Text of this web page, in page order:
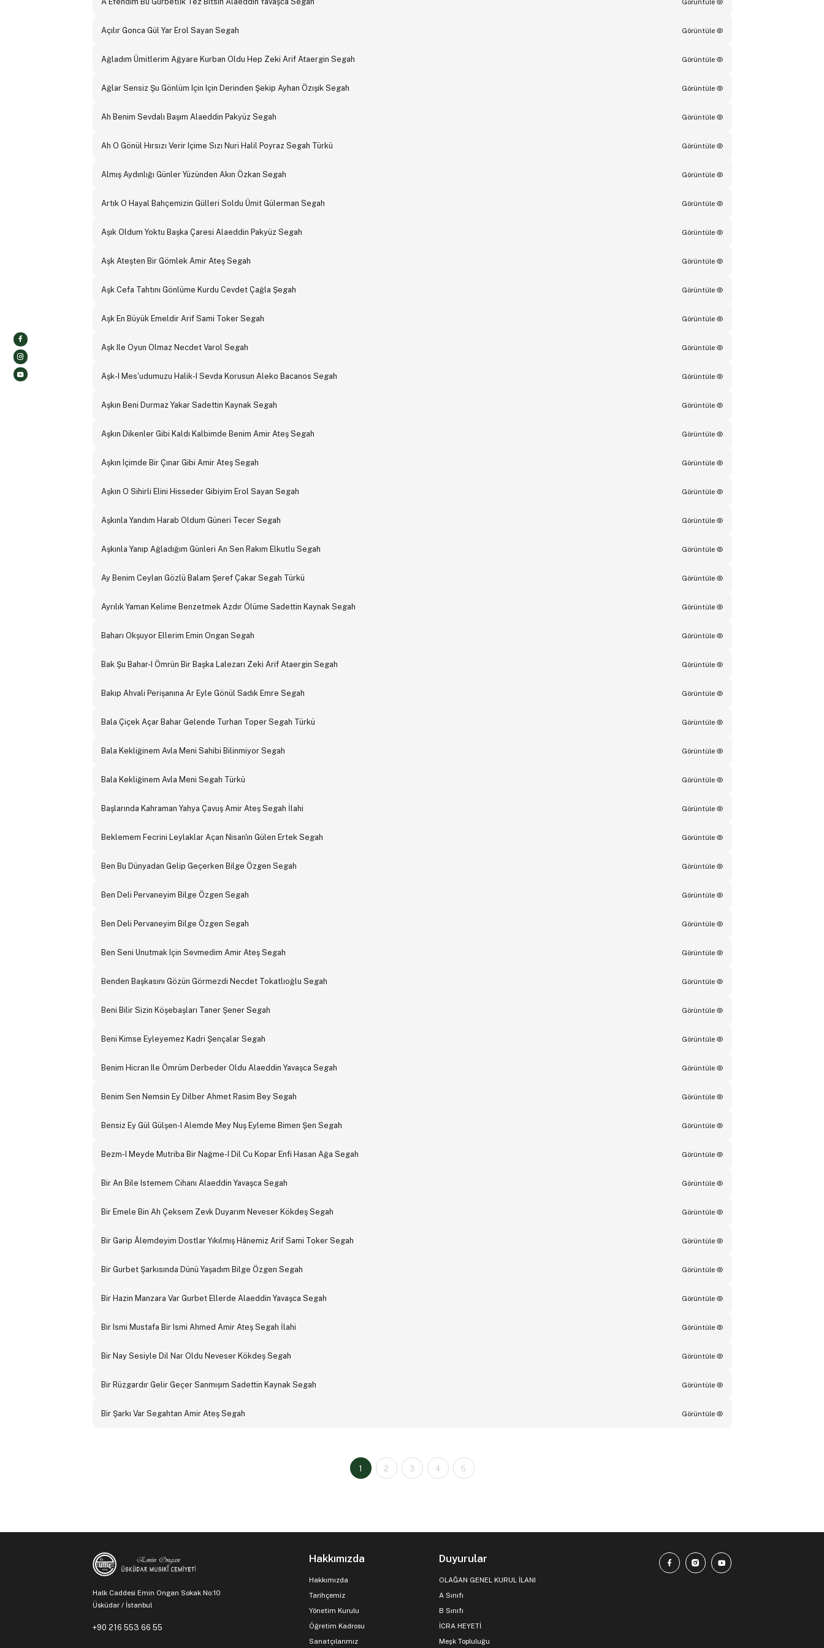
Açılır Gonca Gül Yar Erol Sayan Segah Görüntüle
Ağladım Ümitlerim Ağyare Kurban Oldu Hep Zeki Arif Ataergin Segah Görüntüle
Ağlar Sensiz Şu Gönlüm Için Için Derinden Şekip Ayhan Özışık Segah Görüntüle
Ah Benim Sevdalı Başım Alaeddin Pakyüz Segah Görüntüle
Ah O Gönül Hırsızı Verir Içime Sızı Nuri Halil Poyraz Segah Türkü Görüntüle
Almış Aydınlığı Günler Yüzünden Akın Özkan Segah Görüntüle
Artık O Hayal Bahçemizin Gülleri Soldu Ümit Gülerman Segah Görüntüle
Aşık Oldum Yoktu Başka Çaresi Alaeddin Pakyüz Segah Görüntüle
Aşk Ateşten Bir Gömlek Amir Ateş Segah Görüntüle
Aşk Cefa Tahtını Gönlüme Kurdu Cevdet Çağla Şegah Görüntüle
Aşk En Büyük Emeldir Arif Sami Toker Segah Görüntüle
Aşk Ile Oyun Olmaz Necdet Varol Segah Görüntüle
Aşk-I Mes'udumuzu Halik-I Sevda Korusun Aleko Bacanos Segah Görüntüle
Aşkın Beni Durmaz Yakar Sadettin Kaynak Segah Görüntüle
Aşkın Dikenler Gibi Kaldı Kalbimde Benim Amir Ateş Segah Görüntüle
Aşkın Içimde Bir Çınar Gibi Amir Ateş Segah Görüntüle
Aşkın O Sihirli Elini Hisseder Gibiyim Erol Sayan Segah Görüntüle
Aşkınla Yandım Harab Oldum Güneri Tecer Segah Görüntüle
Aşkınla Yanıp Ağladığım Günleri An Sen Rakım Elkutlu Segah Görüntüle
Ay Benim Ceylan Gözlü Balam Şeref Çakar Segah Türkü Görüntüle
Ayrılık Yaman Kelime Benzetmek Azdır Ölüme Sadettin Kaynak Segah Görüntüle
Baharı Okşuyor Ellerim Emin Ongan Segah Görüntüle
Bak Şu Bahar-I Ömrün Bir Başka Lalezarı Zeki Arif Ataergin Segah Görüntüle
Bakıp Ahvali Perişanına Ar Eyle Gönül Sadık Emre Segah Görüntüle
Bala Çiçek Açar Bahar Gelende Turhan Toper Segah Türkü Görüntüle
Bala Kekliğinem Avla Meni Sahibi Bilinmiyor Segah Görüntüle
Bala Kekliğinem Avla Meni Segah Türkü Görüntüle
Başlarında Kahraman Yahya Çavuş Amir Ateş Segah İlahi Görüntüle
Beklemem Fecrini Leylaklar Açan Nisan'ın Gülen Ertek Segah Görüntüle
Ben Bu Dünyadan Gelip Geçerken Bilge Özgen Segah Görüntüle
Ben Deli Pervaneyim Bilge Özgen Segah Görüntüle
Ben Deli Pervaneyim Bilge Özgen Segah Görüntüle
Ben Seni Unutmak Için Sevmedim Amir Ateş Segah Görüntüle
Benden Başkasını Gözün Görmezdi Necdet Tokatlıoğlu Segah Görüntüle
Beni Bilir Sizin Köşebaşları Taner Şener Segah Görüntüle
Beni Kimse Eyleyemez Kadri Şençalar Segah Görüntüle
Benim Hicran Ile Ömrüm Derbeder Oldu Alaeddin Yavaşca Segah Görüntüle
Benim Sen Nemsin Ey Dilber Ahmet Rasim Bey Segah Görüntüle
Bensiz Ey Gül Gülşen-I Alemde Mey Nuş Eyleme Bimen Şen Segah Görüntüle
Bezm-I Meyde Mutriba Bir Nağme-I Dil Cu Kopar Enfi Hasan Ağa Segah Görüntüle
Bir An Bile Istemem Cihanı Alaeddin Yavaşca Segah Görüntüle
Bir Emele Bin Ah Çeksem Zevk Duyarım Neveser Kökdeş Segah Görüntüle
Bir Garip Âlemdeyim Dostlar Yıkılmış Hânemiz Arif Sami Toker Segah Görüntüle
Bir Gurbet Şarkısında Dünü Yaşadım Bilge Özgen Segah Görüntüle
Bir Hazin Manzara Var Gurbet Ellerde Alaeddin Yavaşca Segah Görüntüle
Bir Ismi Mustafa Bir Ismi Ahmed Amir Ateş Segah İlahi Görüntüle
Bir Nay Sesiyle Dil Nar Oldu Neveser Kökdeş Segah Görüntüle
Bir Rüzgardır Gelir Geçer Sanmışım Sadettin Kaynak Segah Görüntüle
Bir Şarkı Var Segahtan Amir Ateş Segah Görüntüle
1 2 3 4 5
Halk Caddesi Emin Ongan Sokak No:10
Üsküdar / İstanbul
+90 216 553 66 55
Hakkımızda
Hakkımızda
Tarihçemiz
Yönetim Kurulu
Öğretim Kadrosu
Sanatçılarımız
Duyurular
OLAĞAN GENEL KURUL İLANI
A Sınıfı
B Sınıfı
İCRA HEYETİ
Meşk Topluluğu